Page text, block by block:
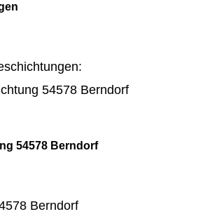
54578 Berndorf
54578 Berndorf
Berndorf